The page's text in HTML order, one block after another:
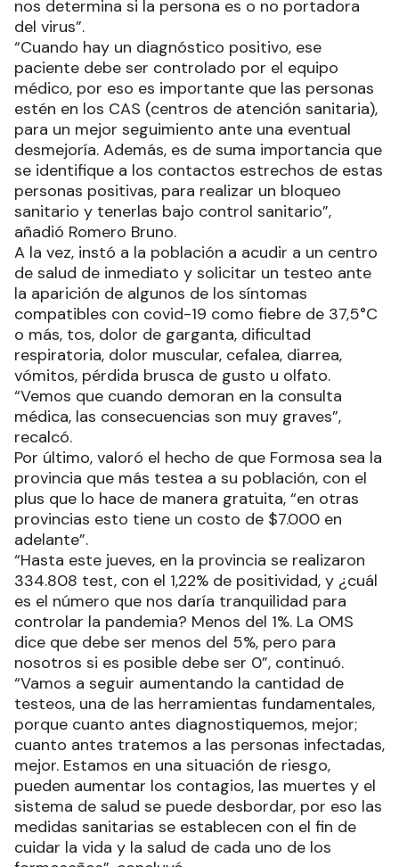
nos determina si la persona es o no portadora
del virus”.
“Cuando hay un diagnóstico positivo, ese
paciente debe ser controlado por el equipo
médico, por eso es importante que las personas
estén en los CAS (centros de atención sanitaria),
para un mejor seguimiento ante una eventual
desmejoría. Además, es de suma importancia que
se identifique a los contactos estrechos de estas
personas positivas, para realizar un bloqueo
sanitario y tenerlas bajo control sanitario”,
añadió Romero Bruno.
A la vez, instó a la población a acudir a un centro
de salud de inmediato y solicitar un testeo ante
la aparición de algunos de los síntomas
compatibles con covid-19 como fiebre de 37,5°C
o más, tos, dolor de garganta, dificultad
respiratoria, dolor muscular, cefalea, diarrea,
vómitos, pérdida brusca de gusto u olfato.
“Vemos que cuando demoran en la consulta
médica, las consecuencias son muy graves”,
recalcó.
Por último, valoró el hecho de que Formosa sea la
provincia que más testea a su población, con el
plus que lo hace de manera gratuita, “en otras
provincias esto tiene un costo de $7.000 en
adelante”.
“Hasta este jueves, en la provincia se realizaron
334.808 test, con el 1,22% de positividad, y ¿cuál
es el número que nos daría tranquilidad para
controlar la pandemia? Menos del 1%. La OMS
dice que debe ser menos del 5%, pero para
nosotros si es posible debe ser 0”, continuó.
“Vamos a seguir aumentando la cantidad de
testeos, una de las herramientas fundamentales,
porque cuanto antes diagnostiquemos, mejor;
cuanto antes tratemos a las personas infectadas,
mejor. Estamos en una situación de riesgo,
pueden aumentar los contagios, las muertes y el
sistema de salud se puede desbordar, por eso las
medidas sanitarias se establecen con el fin de
cuidar la vida y la salud de cada uno de los